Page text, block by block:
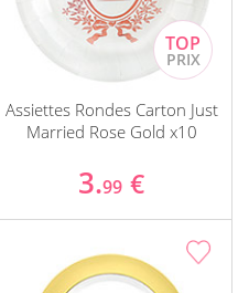
Assiettes Rondes Carton Just
Married Rose Gold x10
3.99 €